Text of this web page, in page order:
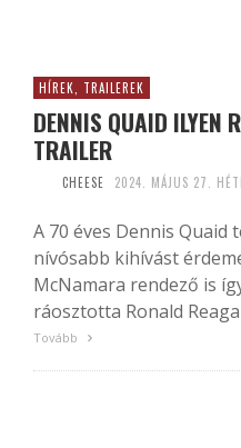
HÍREK, TRAILEREK
DENNIS QUAID ILYEN
TRAILER
CHEESE 2024. MÁJUS 27.
A 70 éves Dennis
nívósabb kihívást
McNamara rendező is
ráosztotta Ronald
Tovább